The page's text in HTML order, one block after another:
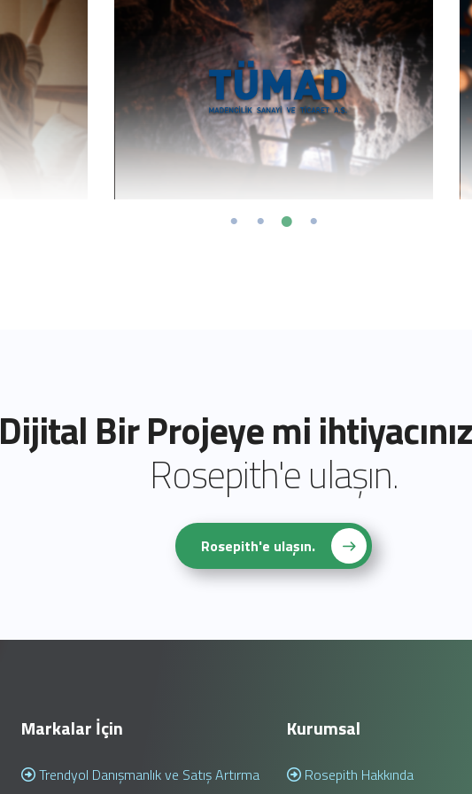
Swiss in Mersin
Dijital Danışmanlıklar
Dijital Bir Projeye mi
Rosepith'e ulaşın.
Rosepith'e ulaşın.
Markalar İçin
Trendyol Danışmanlık ve Satış Artırma
Kurumsal
Rosepith Hakkında